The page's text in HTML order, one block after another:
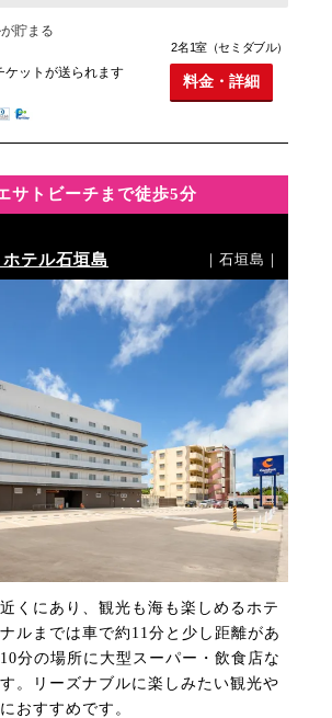
貯まる
ケットが送られます
2名1室（セミダブル）
料金・詳細
サトビーチまで徒歩5分
テル石垣島 ｜石垣島｜
くにあり、観光も海も楽しめるホテ
ルまでは車で約11分と少し距離があ
分の場所に大型スーパー・飲食店な
。リーズナブルに楽しみたい観光や
おすすめです。